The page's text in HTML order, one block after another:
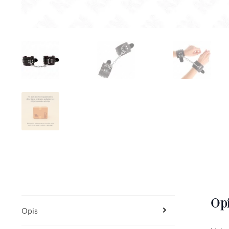
Opis